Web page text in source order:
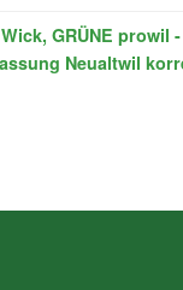
GRÜNE prowil -
Neualtwil